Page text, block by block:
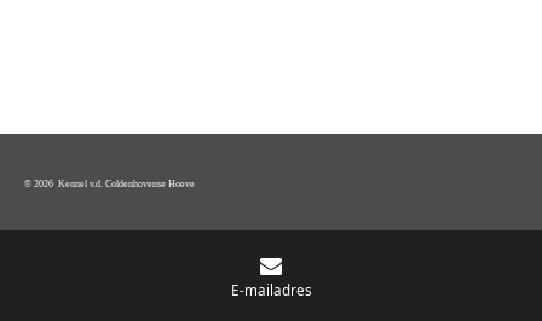
© 2026 Kennel v.d. Coldenhovense Hoeve
E-mailadres